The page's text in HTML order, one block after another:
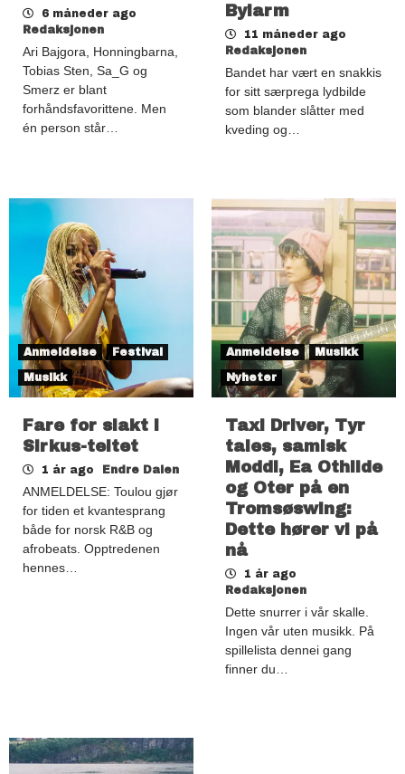
6 måneder ago
Redaksjonen
Ari Bajgora, Honningbarna,
Tobias Sten, Sa_G og
Smerz er blant
forhåndsfavorittene. Men
én person står…
Bylarm
11 måneder ago
Redaksjonen
Bandet har vært en snakkis
for sitt særprega lydbilde
som blander slåtter med
kveding og…
Anmeldelse
Festival
Musikk
Fare for slakt i
Sirkus-teltet
1 år ago Endre Dalen
ANMELDELSE: Toulou gjør
for tiden et kvantesprang
både for norsk R&B og
afrobeats. Opptredenen
hennes…
Anmeldelse
Musikk
Nyheter
Taxi Driver, Tyr
tales, samisk
Moddi, Ea Othilde
og Oter på en
Tromsøswing:
Dette hører vi på
nå
1 år ago
Redaksjonen
Dette snurrer i vår skalle.
Ingen vår uten musikk. På
spillelista dennei gang
finner du…